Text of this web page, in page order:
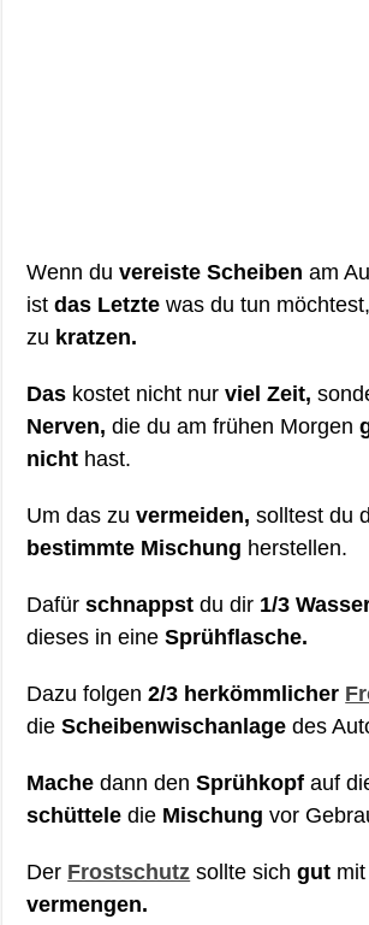
Wenn duvereiste Scheiben am
istdas Letzte was du tun
zu kratzen.
Das kostet nicht nurviel Zeit,
Nerven, die du am frühen Morgen
nicht hast.
Um das zuvermeiden, solltest du
bestimmte Mischung herstellen.
Dafürschnappst du dir 1/3
dieses in eineSprühflasche.
Dazu folgen2/3 herkömmlicher
dieScheibenwischanlage des
Mache dann denSprühkopf auf
schüttele die Mischung vor
Der Frostschutz sollte sichgut
vermengen.